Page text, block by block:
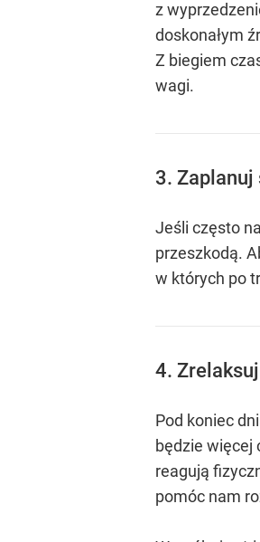
z
doskonałym
Z biegiem
wagi.
3.
Jeśli często
przeszkodą.
w których po
4.
Pod koniec
będzie więcej
reagują
pomóc nam